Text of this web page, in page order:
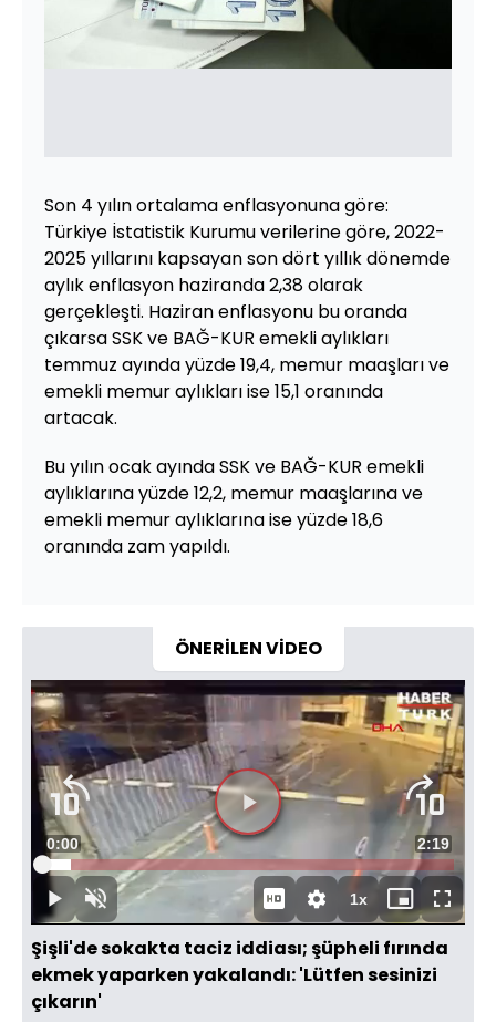
Son 4 yılın ortalama enflasyonuna göre:
Türkiye İstatistik Kurumu verilerine göre, 2022-
2025 yıllarını kapsayan son dört yıllık dönemde
aylık enflasyon haziranda 2,38 olarak
gerçekleşti. Haziran enflasyonu bu oranda
çıkarsa SSK ve BAĞ-KUR emekli aylıkları
temmuz ayında yüzde 19,4, memur maaşları ve
emekli memur aylıkları ise 15,1 oranında
artacak.
Bu yılın ocak ayında SSK ve BAĞ-KUR emekli
aylıklarına yüzde 12,2, memur maaşlarına ve
emekli memur aylıklarına ise yüzde 18,6
oranında zam yapıldı.
ÖNERİLEN VİDEO
DuraklatSesi
Aç
Süre
0:00 Toplam
Süre
2:19
Yüklendi:
7.11%
1xOynatma
Hızı
Mini
oynatıcı
Tam
Ekran
Şişli'de sokakta taciz iddiası; şüpheli fırında
ekmek yaparken yakalandı: 'Lütfen sesinizi
çıkarın'